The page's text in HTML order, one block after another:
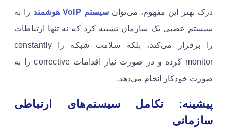
درک بهتر این مفهوم، می‌توانسیستم VoIP هوشمند
را به
سیستم عصبی یک سازمان تشبیه کرد که نه تنها ارتباطات
را برقرار می‌کند، بلکه سلامت شبکه را constantly
monitor کرده و در صورت نیاز اقدامات corrective را به
صورت خودکار انجام می‌دهد.
پیشینه: تکامل سیستم‌های ارتباطی
سازمانی